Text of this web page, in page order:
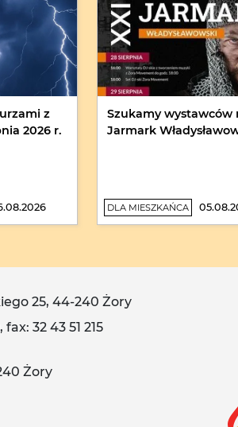
z
2026 r.
Szukamy wystawców
Jarmark
DLA MIESZKAŃCA
25, 44-240 Żory
32 43 51 215
Żory